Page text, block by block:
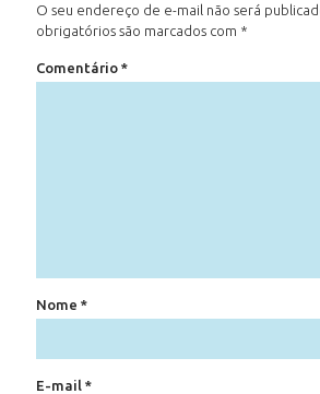
O seu endereço de e-mail não será
obrigatórios são marcados com *
Comentário *
Nome *
E-mail *